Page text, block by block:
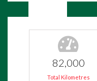
82,000
Total Kilometres